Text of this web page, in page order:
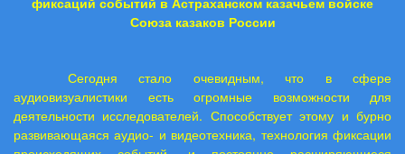
Союза казаков России
Сегодня стало очевидным, что в сфере
аудиовизуалистики есть огромные возможности для
деятельности исследователей. Способствует этому и бурно
развивающаяся аудио- и видеотехника, технология фиксации